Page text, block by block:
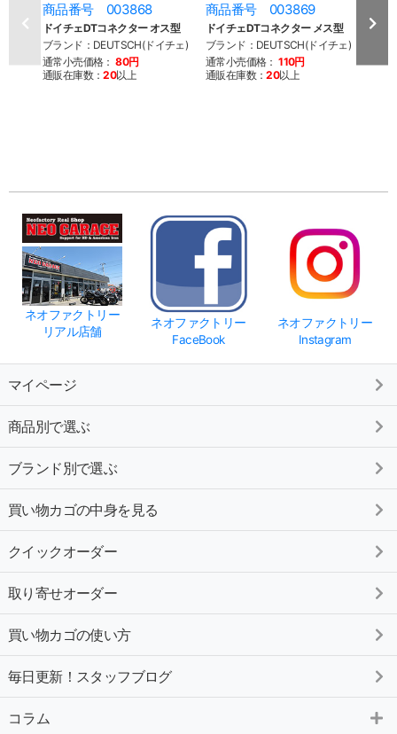
商品番号 003868
ドイチェDTコネクター オス型
ブランド：DEUTSCH(ドイチェ)
通常小売価格： 80円
通販在庫数：20以上
商品番号 003869
ドイチェDTコネクター メス型
ブランド：DEUTSCH(ドイチェ)
通常小売価格： 110円
通販在庫数：20以上
AMP
ネオファクトリー
リアル店舗
ネオファクトリー
FaceBook
ネオファクトリー
Instagram
マイページ
商品別で選ぶ
ブランド別で選ぶ
買い物カゴの中身を見る
クイックオーダー
取り寄せオーダー
買い物カゴの使い方
毎日更新！スタッフブログ
コラム